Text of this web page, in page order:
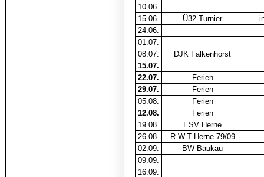
10.06.
15.06.
Ü32 Turnier
24.06.
01.07.
08.07.
DJK Falkenhorst
15.07.
22.07.
Ferien
29.07.
Ferien
05.08.
Ferien
12.08.
Ferien
19.08.
ESV Herne
26.08.
R.W.T Herne 79/09
02.09.
BW Baukau
09.09.
16.09.